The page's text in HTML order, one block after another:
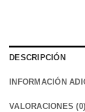
DESCRIPCIÓN
INFORMACIÓN
VALORACIONES (0)